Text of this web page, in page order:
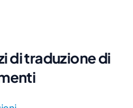
di traduzione di